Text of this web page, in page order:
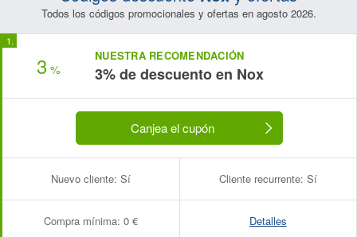
Todos los códigos promocionales y ofertas en agosto 2026.
3 %
NUESTRA RECOMENDACIÓN
3% de descuento en Nox
Canjea el cupón
Nuevo cliente: Sí Cliente recurrente: Sí
Compra mínima: 0 € Detalles